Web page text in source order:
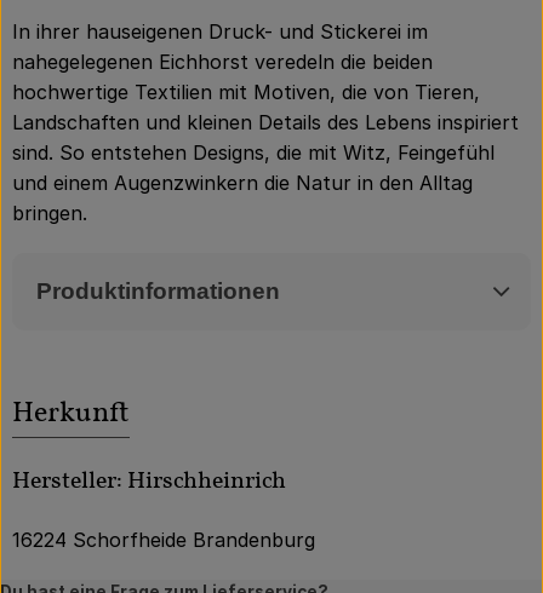
In ihrer hauseigenen Druck- und Stickerei im
nahegelegenen Eichhorst veredeln die beiden
hochwertige Textilien mit Motiven, die von Tieren,
Landschaften und kleinen Details des Lebens inspiriert
sind. So entstehen Designs, die mit Witz, Feingefühl
und einem Augenzwinkern die Natur in den Alltag
bringen.
Produktinformationen
Herkunft
Hersteller: Hirschheinrich
16224 Schorfheide Brandenburg